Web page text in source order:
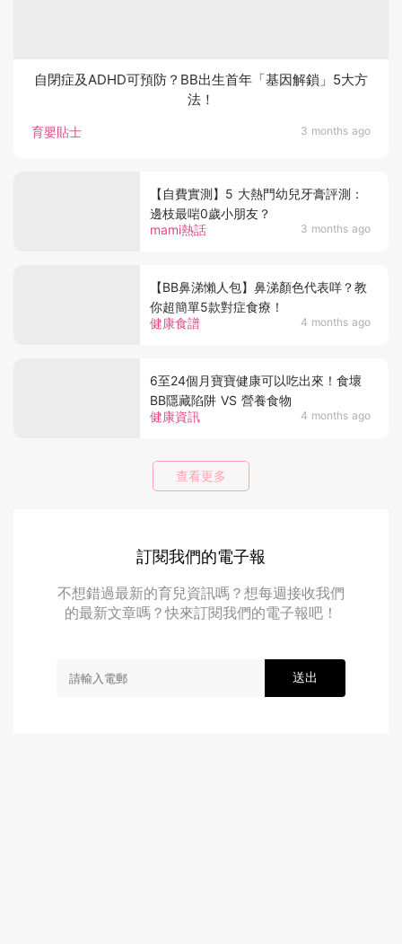
育嬰貼士 3 months ago
自閉症及ADHD可預防？BB出生首年「基因解鎖」5大方
法！
mami熱話 3 months ago
【自費實測】5 大熱門幼兒牙膏評測：
邊枝最啱0歲小朋友？
健康食譜 4 months ago
【BB鼻涕懶人包】鼻涕顏色代表咩？教
你超簡單5款對症食療！
健康資訊 4 months ago
6至24個月寶寶健康可以吃出來！食壞
BB隱藏陷阱 VS 營養食物
查看更多
訂閱我們的電子報
不想錯過最新的育兒資訊嗎？想每週接收我們
的最新文章嗎？快來訂閱我們的電子報吧！
送出